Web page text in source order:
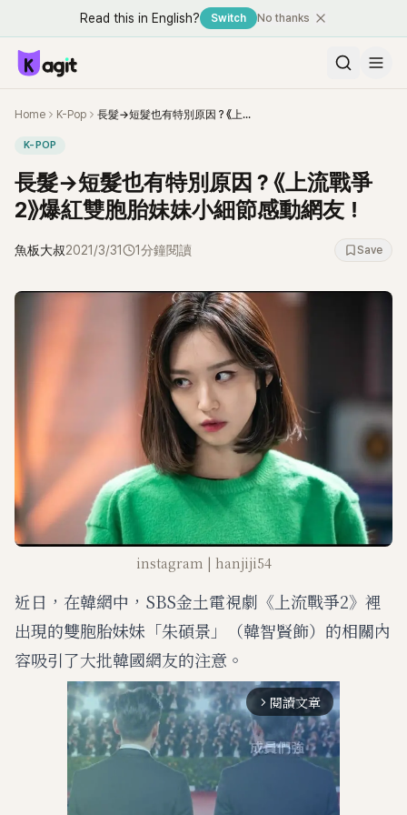
Read this in English? Switch No thanks
Home K-Pop 長髮→短髮也有特別原因？《上流戰爭2》爆紅雙胞胎妹妹小細節感動網友！
K-POP
長髮→短髮也有特別原因？《上流戰爭
2》爆紅雙胞胎妹妹小細節感動網友！
魚板大叔2021/3/31 1分鐘閱讀 Save
instagram | hanjiji54
近日，在韓網中，SBS金土電視劇《上流戰爭2》裡
出現的雙胞胎妹妹「朱碩景」（韓智賢飾）的相關內
容吸引了大批韓國網友的注意。
arrow_forward_ios 閱讀文章